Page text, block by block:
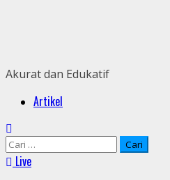
Akurat dan Edukatif
PrimaryArtikel
Cari
untuk:
Live